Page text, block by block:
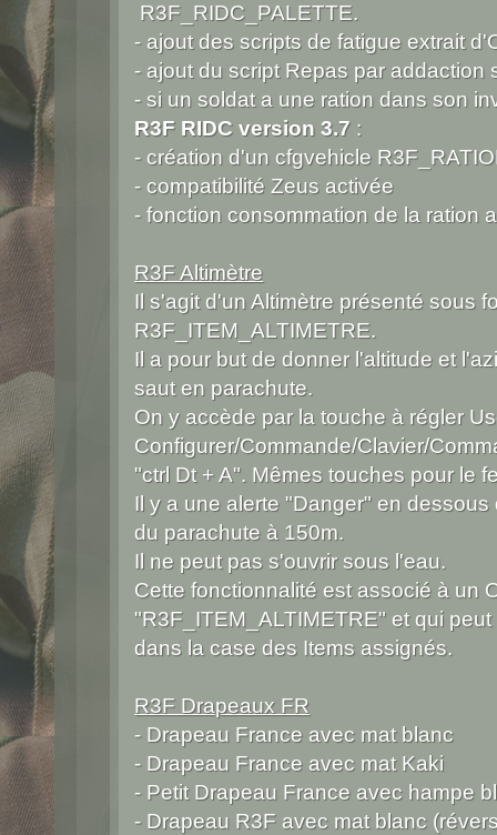
R3F_RIDC_PALETTE.
- ajout des scripts de fatigue extrait
- ajout du script Repas par addaction
- si un soldat a une ration dans son
R3F RIDC version 3.7 :
- création d'un cfgvehicle
- compatibilité Zeus activée
- fonction consommation de la ration
R3F Altimètre
Il s'agit d'un Altimètre présenté sous
R3F_ITEM_ALTIMETRE.
Il a pour but de donner l'altitude et
saut en parachute.
On y accède par la touche à régler
Configurer/Commande/Clavier/
"ctrl Dt + A". Mêmes touches pour le
Il y a une alerte "Danger" en
du parachute à 150m.
Il ne peut pas s'ouvrir sous l'eau.
Cette fonctionnalité est associé à un
"R3F_ITEM_ALTIMETRE" et qui
dans la case des Items assignés.
R3F Drapeaux FR
- Drapeau France avec mat blanc
- Drapeau France avec mat Kaki
- Petit Drapeau France avec hampe
- Drapeau R3F avec mat blanc